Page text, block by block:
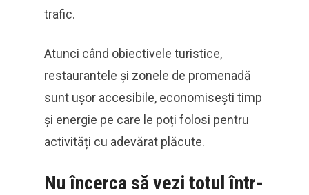
trafic.
Atunci când obiectivele turistice,
restaurantele și zonele de promenadă
sunt ușor accesibile, economisești timp
și energie pe care le poți folosi pentru
activități cu adevărat plăcute.
Nu încerca să vezi totul într-